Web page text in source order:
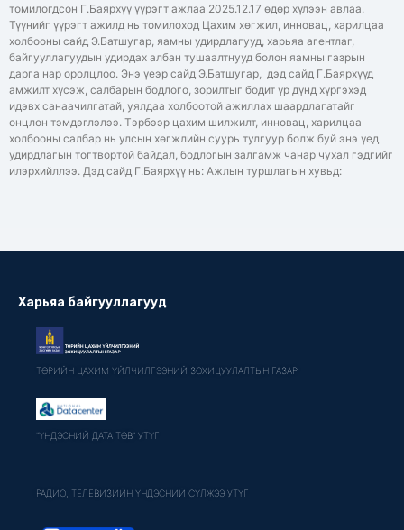
томилогдсон Г.Баярхүү үүрэгт ажлаа 2025.12.17 өдөр хүлээн авлаа.
Түүнийг үүрэгт ажилд нь томилоход Цахим хөгжил, инновац, харилцаа
холбооны сайд Э.Батшугар, яамны удирдлагууд, харьяа агентлаг,
байгууллагуудын удирдах албан тушаалтнууд болон яамны газрын
дарга нар оролцлоо. Энэ үеэр сайд Э.Батшугар, дэд сайд Г.Баярхүүд
амжилт хүсэж, салбарын бодлого, зорилтыг бодит үр дүнд хүргэхэд
идэвх санаачилгатай, уялдаа холбоотой ажиллах шаардлагатайг
онцлон тэмдэглэлээ. Тэрбээр цахим шилжилт, инновац, харилцаа
холбооны салбар нь улсын хөгжлийн суурь тулгуур болж буй энэ үед
удирдлагын тогтвортой байдал, бодлогын залгамж чанар чухал гэдгийг
илэрхийллээ. Дэд сайд Г.Баярхүү нь: Ажлын туршлагын хувьд:
Харьяа байгууллагууд
ТӨРИЙН ЦАХИМ ҮЙЛЧИЛГЭЭНИЙ ЗОХИЦУУЛАЛТЫН ГАЗАР
"ҮНДЭСНИЙ ДАТА ТӨВ" УТҮГ
РАДИО, ТЕЛЕВИЗИЙН ҮНДЭСНИЙ СҮЛЖЭЭ УТҮГ